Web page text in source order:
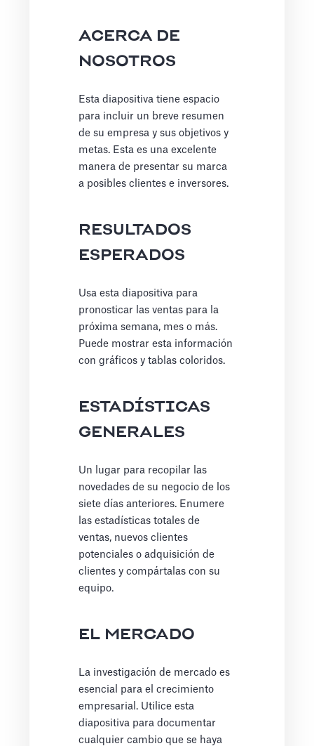
ACERCA DE
NOSOTROS
Esta diapositiva tiene espacio
para incluir un breve resumen
de su empresa y sus objetivos y
metas. Esta es una excelente
manera de presentar su marca
a posibles clientes e inversores.
RESULTADOS
ESPERADOS
Usa esta diapositiva para
pronosticar las ventas para la
próxima semana, mes o más.
Puede mostrar esta información
con gráficos y tablas coloridos.
ESTADÍSTICAS
GENERALES
Un lugar para recopilar las
novedades de su negocio de los
siete días anteriores. Enumere
las estadísticas totales de
ventas, nuevos clientes
potenciales o adquisición de
clientes y compártalas con su
equipo.
EL MERCADO
La investigación de mercado es
esencial para el crecimiento
empresarial. Utilice esta
diapositiva para documentar
cualquier cambio que se haya